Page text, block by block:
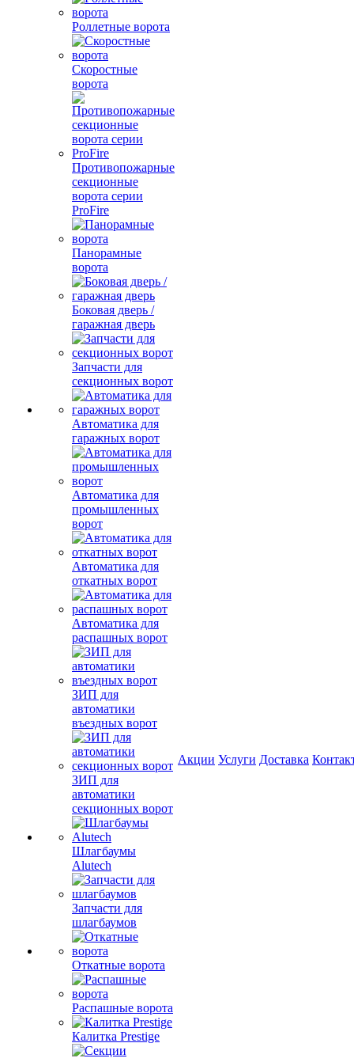
Роллетные ворота
Скоростные
ворота
Противопожарные
секционные
ворота серии
ProFire
Панорамные
ворота
Боковая дверь /
гаражная дверь
Запчасти для
секционных ворот
Автоматика для
гаражных ворот
Автоматика для
промышленных
ворот
Автоматика для
откатных ворот
Автоматика для
распашных ворот
ЗИП для
автоматики
въездных ворот
ЗИП для
автоматики
секционных ворот
Шлагбаумы
Alutech
Запчасти для
шлагбаумов
Откатные ворота
Распашные ворота
Калитка Prestige
Акции Услуги Доставка